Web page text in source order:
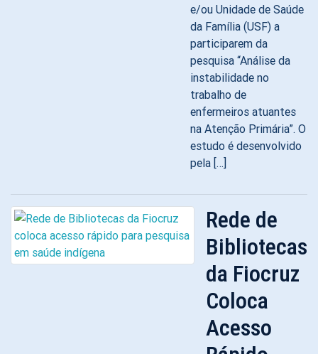
e/ou Unidade de Saúde
da Família (USF) a
participarem da
pesquisa “Análise da
instabilidade no
trabalho de
enfermeiros atuantes
na Atenção Primária”. O
estudo é desenvolvido
pela […]
Rede de
Bibliotecas
da Fiocruz
Coloca
Acesso